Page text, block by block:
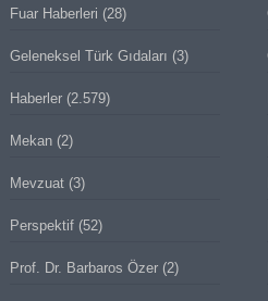
Fuar Haberleri (28)
Geleneksel Türk Gıdaları (3)
Haberler(2.579)
Mekan(2)
Mevzuat(3)
Perspektif(52)
Prof. Dr. Barbaros Özer(2)